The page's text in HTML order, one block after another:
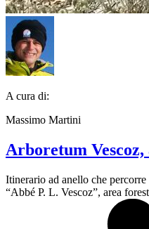
A cura di:
Massimo Martini
Arboretum
Itinerario ad anello che
“Abbé P. L. Vescoz”, area